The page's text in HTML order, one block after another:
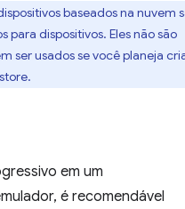
baseados na nuvem
dispositivos. Eles não são
ser usados se você planeja
em um
é recomendável